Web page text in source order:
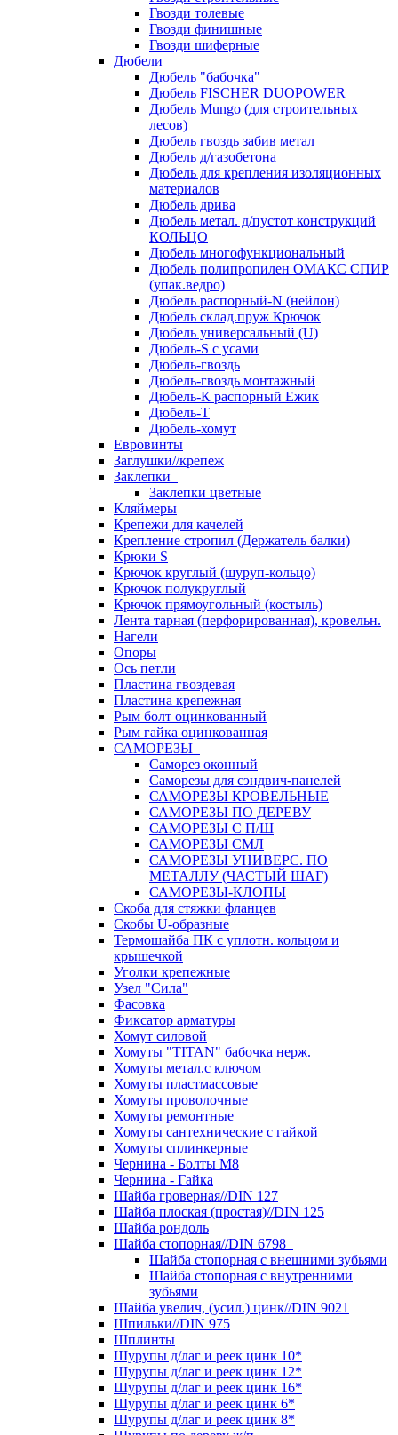
Гвозди толевые
Гвозди финишные
Гвозди шиферные
Дюбели
Дюбель "бабочка"
Дюбель FISCHER DUOPOWER
Дюбель Mungo (для строительных
лесов)
Дюбель гвоздь забив метал
Дюбель д/газобетона
Дюбель для крепления изоляционных
материалов
Дюбель дрива
Дюбель метал. д/пустот конструкций
КОЛЬЦО
Дюбель многофункциональный
Дюбель полипропилен ОМАКС СПИР
(упак.ведро)
Дюбель распорный-N (нейлон)
Дюбель склад.пруж Крючок
Дюбель универсальный (U)
Дюбель-S с усами
Дюбель-гвоздь
Дюбель-гвоздь монтажный
Дюбель-К распорный Ежик
Дюбель-Т
Дюбель-хомут
Евровинты
Заглушки//крепеж
Заклепки
Заклепки цветные
Кляймеры
Крепежи для качелей
Крепление стропил (Держатель балки)
Крюки S
Крючок круглый (шуруп-кольцо)
Крючок полукруглый
Крючок прямоугольный (костыль)
Лента тарная (перфорированная), кровельн.
Нагели
Опоры
Ось петли
Пластина гвоздевая
Пластина крепежная
Рым болт оцинкованный
Рым гайка оцинкованная
САМОРЕЗЫ
Саморез оконный
Саморезы для сэндвич-панелей
САМОРЕЗЫ КРОВЕЛЬНЫЕ
САМОРЕЗЫ ПО ДЕРЕВУ
САМОРЕЗЫ С П/Ш
САМОРЕЗЫ СМЛ
САМОРЕЗЫ УНИВЕРС. ПО
МЕТАЛЛУ (ЧАСТЫЙ ШАГ)
САМОРЕЗЫ-КЛОПЫ
Скоба для стяжки фланцев
Скобы U-образные
Термошайба ПК с уплотн. кольцом и
крышечкой
Уголки крепежные
Узел "Сила"
Фасовка
Фиксатор арматуры
Хомут силовой
Хомуты "TITAN" бабочка нерж.
Хомуты метал.с ключом
Хомуты пластмассовые
Хомуты проволочные
Хомуты ремонтные
Хомуты сантехнические с гайкой
Хомуты сплинкерные
Чернина - Болты М8
Чернина - Гайка
Шайба гроверная//DIN 127
Шайба плоская (простая)//DIN 125
Шайба рондоль
Шайба стопорная//DIN 6798
Шайба стопорная с внешними зубьями
Шайба стопорная с внутренними
зубьями
Шайба увелич, (усил.) цинк//DIN 9021
Шпильки//DIN 975
Шплинты
Шурупы д/лаг и реек цинк 10*
Шурупы д/лаг и реек цинк 12*
Шурупы д/лаг и реек цинк 16*
Шурупы д/лаг и реек цинк 6*
Шурупы д/лаг и реек цинк 8*